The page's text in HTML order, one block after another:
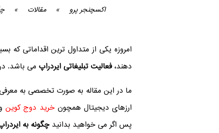
اکسچنجر پرو » مقالات »
امروزه یکی از متداول ترین اقداماتی که
دهند،فعالیت تبلیغاتی ایردراپ می باشد.
ما در این مقاله به صورت تخصصی به معرفی
ارزهای دیجیتال همچونخرید دوج کوین
پس اگر می خواهید بدانیدچگونه به